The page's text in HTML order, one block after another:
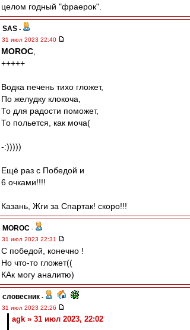
целом годный "фраерок".
SAS -
31 июл 2023 22:40
MOROC
+++++
Водка печень тихо гложет,
По желудку клокоча,
То для радости поможет,
То польется, как моча(
-:)))))
Ещё раз с Победой и
6 очками!!!!
Казань, Жги за Спартак! скоро!!!
MOROC -
31 июл 2023 22:31
С победой, конечно !
Но что-то гложет((
КАк могу аналитю)
словесник -
31 июл 2023 22:26
agk » 31 июл 2023, 22:02